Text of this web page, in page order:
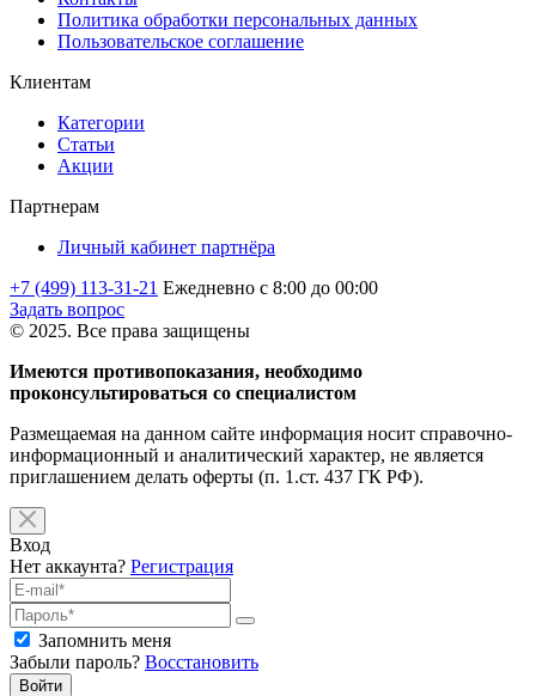
Политика обработки персональных данных
Пользовательское соглашение
Клиентам
Категории
Статьи
Акции
Партнерам
Личный кабинет партнёра
+7 (499) 113-31-21 Ежедневно с 8:00 до 00:00
Задать вопрос
© 2025. Все права защищены
Имеются противопоказания, необходимо
проконсультироваться со специалистом
Размещаемая на данном сайте информация носит справочно-
информационный и аналитический характер, не является
приглашением делать оферты (п. 1.ст. 437 ГК РФ).
Вход
Нет аккаунта? Регистрация
Запомнить меня
Забыли пароль? Восстановить
Войти